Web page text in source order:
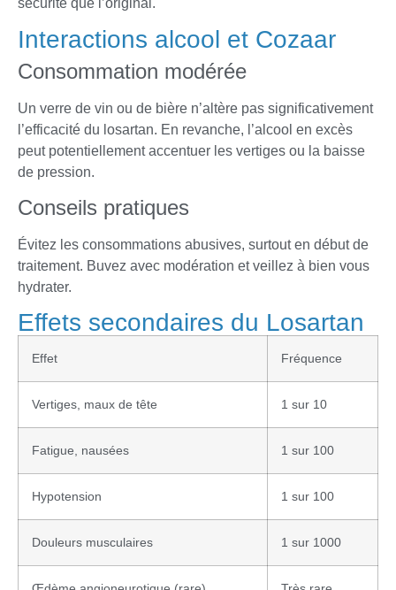
sécurité que l’original.
Interactions alcool et Cozaar
Consommation modérée
Un verre de vin ou de bière n’altère pas significativement
l’efficacité du losartan. En revanche, l’alcool en excès
peut potentiellement accentuer les vertiges ou la baisse
de pression.
Conseils pratiques
Évitez les consommations abusives, surtout en début de
traitement. Buvez avec modération et veillez à bien vous
hydrater.
Effets secondaires du Losartan
Effet Fréquence
Vertiges, maux de tête 1 sur 10
Fatigue, nausées 1 sur 100
Hypotension 1 sur 100
Douleurs musculaires 1 sur 1000